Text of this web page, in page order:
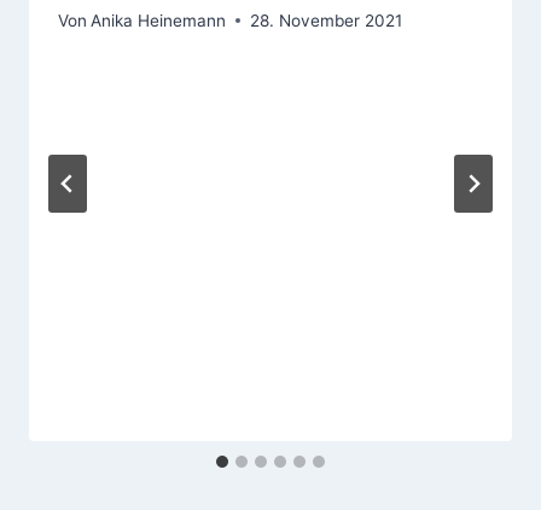
Von Anika Heinemann 28. November 2021